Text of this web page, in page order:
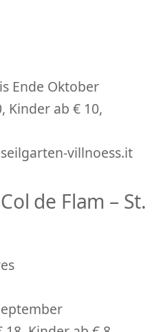
Ende Oktober
Kinder ab € 10,
villnoess.it
de Flam – St.